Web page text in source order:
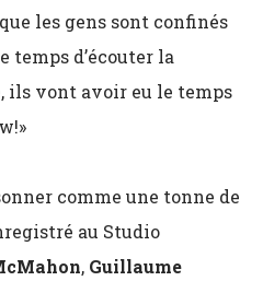
les gens sont confinés
temps d’écouter la
ils vont avoir eu le temps
comme une tonne de
au Studio
, Guillaume